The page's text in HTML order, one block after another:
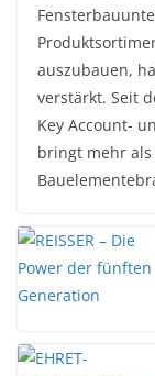
auszubauen,
verstärkt. Seit
Key Account-
bringt mehr